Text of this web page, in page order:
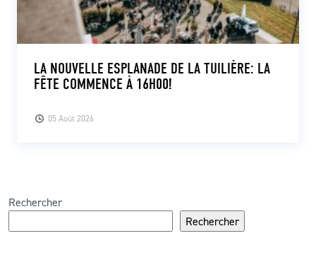
05 Août 2026
LA NOUVELLE ESPLANADE DE LA TUILIÈRE: LA
FÊTE COMMENCE À 16H00!
Rechercher
Rechercher